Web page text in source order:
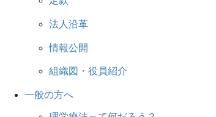
法人沿革
情報公開
組織図・役員紹介
一般の方へ